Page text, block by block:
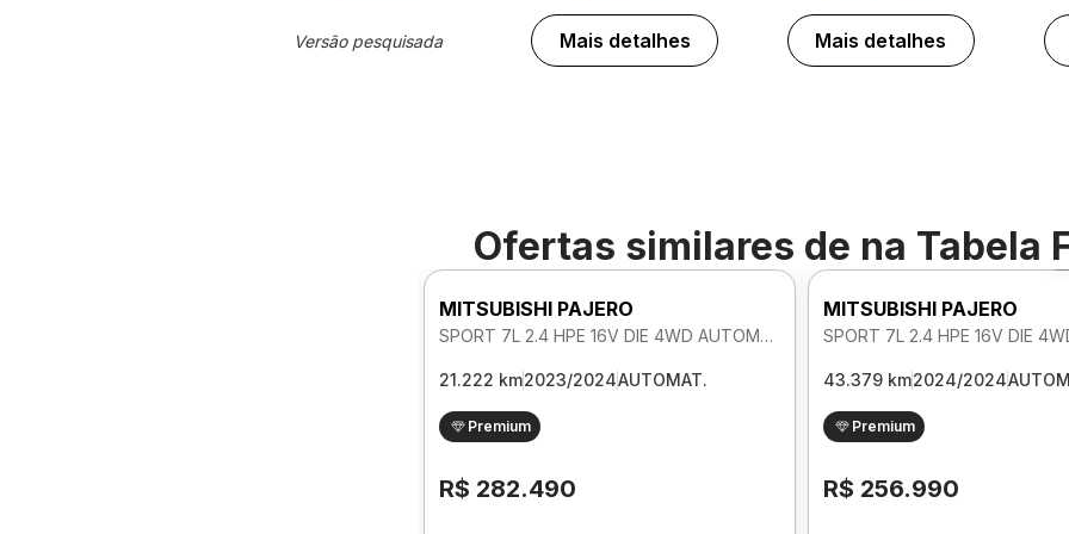
Versão pesquisada Mais detalhes Mais detalhes
Ofertas similares de na Tabela
MITSUBISHI PAJERO
SPORT 7L 2.4 HPE 16V DIE 4WD AUTOMATICO
21.222 km2023/2024AUTOMAT.
Premium
R$ 282.490
MITSUBISHI PAJERO
43.379 km2024/2024
Premium
R$ 256.990